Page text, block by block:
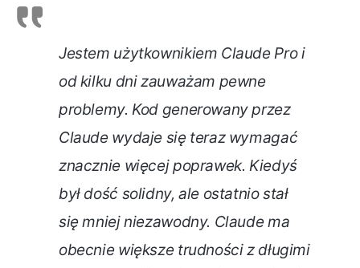
Jestem użytkownikiem Claude Pro i
od kilku dni zauważam pewne
problemy. Kod generowany przez
Claude wydaje się teraz wymagać
znacznie więcej poprawek. Kiedyś
był dość solidny, ale ostatnio stał
się mniej niezawodny. Claude ma
obecnie większe trudności z długimi